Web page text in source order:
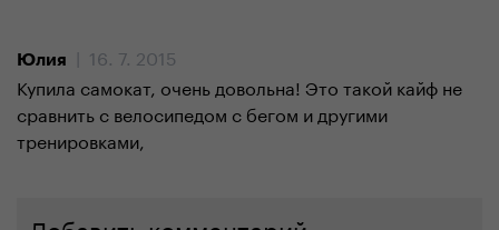
Юлия
| 16. 7. 2015
Купила самокат, очень довольна! Это такой кайф не
сравнить с велосипедом с бегом и другими
тренировками,